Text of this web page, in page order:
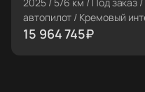
автопилот / Кремовый
22''
15 964 745₽